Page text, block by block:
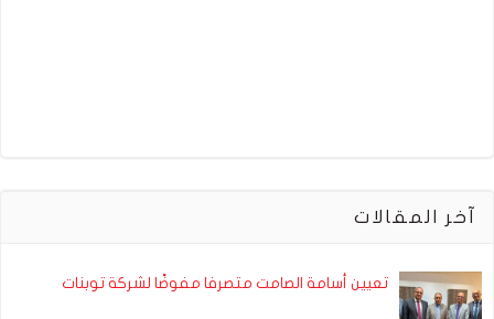
آخر المقالات
تعيين أسامة الصامت متصرفا مفوضًا لشركة توبنات